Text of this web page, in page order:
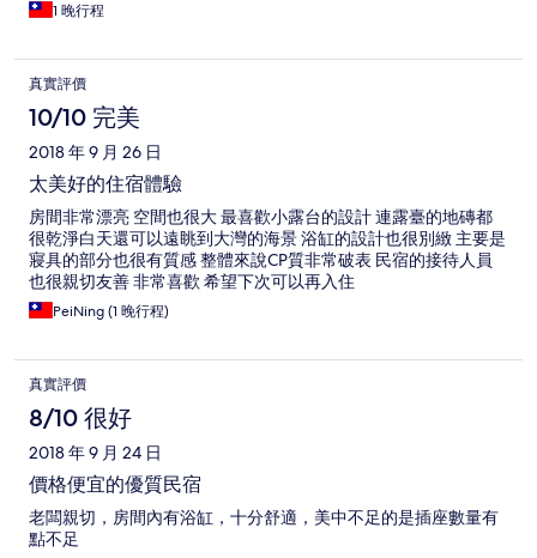
1 晚行程
真實評價
10/10 完美
2018 年 9 月 26 日
太美好的住宿體驗
房間非常漂亮 空間也很大 最喜歡小露台的設計 連露臺的地磚都
很乾淨白天還可以遠眺到大灣的海景 浴缸的設計也很別緻 主要是
寢具的部分也很有質感 整體來說CP質非常破表 民宿的接待人員
也很親切友善 非常喜歡 希望下次可以再入住
PeiNing (1 晚行程)
真實評價
8/10 很好
2018 年 9 月 24 日
價格便宜的優質民宿
老闆親切，房間內有浴缸，十分舒適，美中不足的是插座數量有
點不足